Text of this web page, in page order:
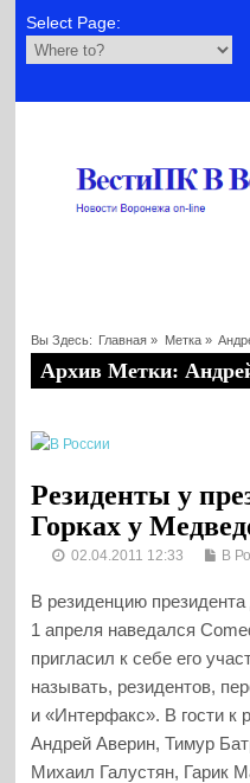
Select Page:
Вы Здесь: Главная » Метка »
Архив Метки:
Резиденты у
Горках у
02.04.2011 12:33 В
В резиденцию
1 апреля наведался
пригласил к себе его
называть, резидентов,
и «Интерфакс». В гости к
Андрей Аверин, Тимур
Михаил Галустян, Гарик